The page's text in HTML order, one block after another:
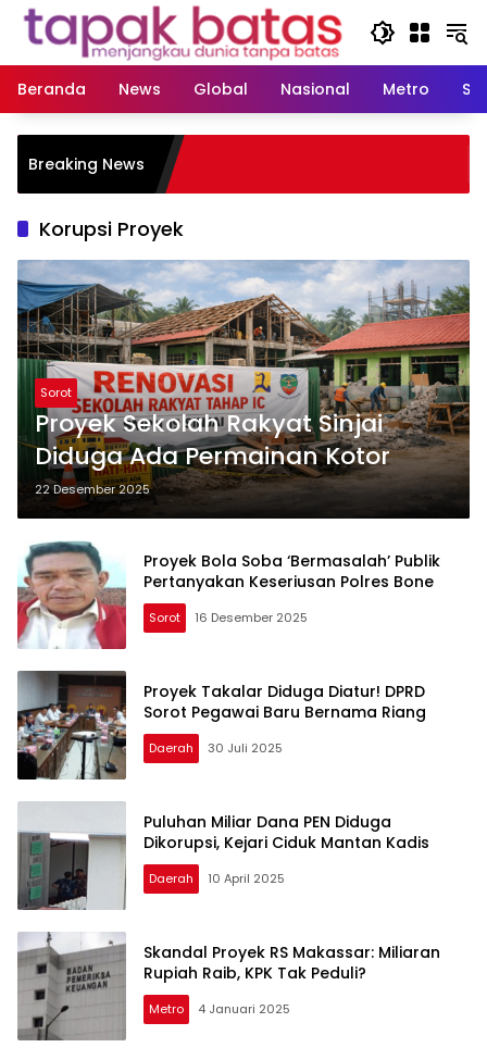
Langsung
Beranda
News Global Nasional Metro
Breaking News
Korupsi Proyek
Sorot
Proyek Sekolah Rakyat Sinjai
Diduga Ada Permainan Kotor
22 Desember 2025
Proyek Bola Soba ‘Bermasalah’ Publik
Pertanyakan Keseriusan Polres Bone
Sorot 16 Desember 2025
Proyek Takalar Diduga Diatur! DPRD
Sorot Pegawai Baru Bernama Riang
Daerah 30 Juli 2025
Puluhan Miliar Dana PEN Diduga
Dikorupsi, Kejari Ciduk Mantan Kadis
Daerah 10 April 2025
Skandal Proyek RS Makassar: Miliaran
Rupiah Raib, KPK Tak Peduli?
Metro 4 Januari 2025